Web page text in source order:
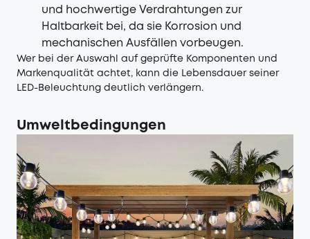
und hochwertige Verdrahtungen zur
Haltbarkeit bei, da sie Korrosion und
mechanischen Ausfällen vorbeugen.
Wer bei der Auswahl auf geprüfte Komponenten und
Markenqualität achtet, kann die Lebensdauer seiner
LED-Beleuchtung deutlich verlängern.
Umweltbedingungen